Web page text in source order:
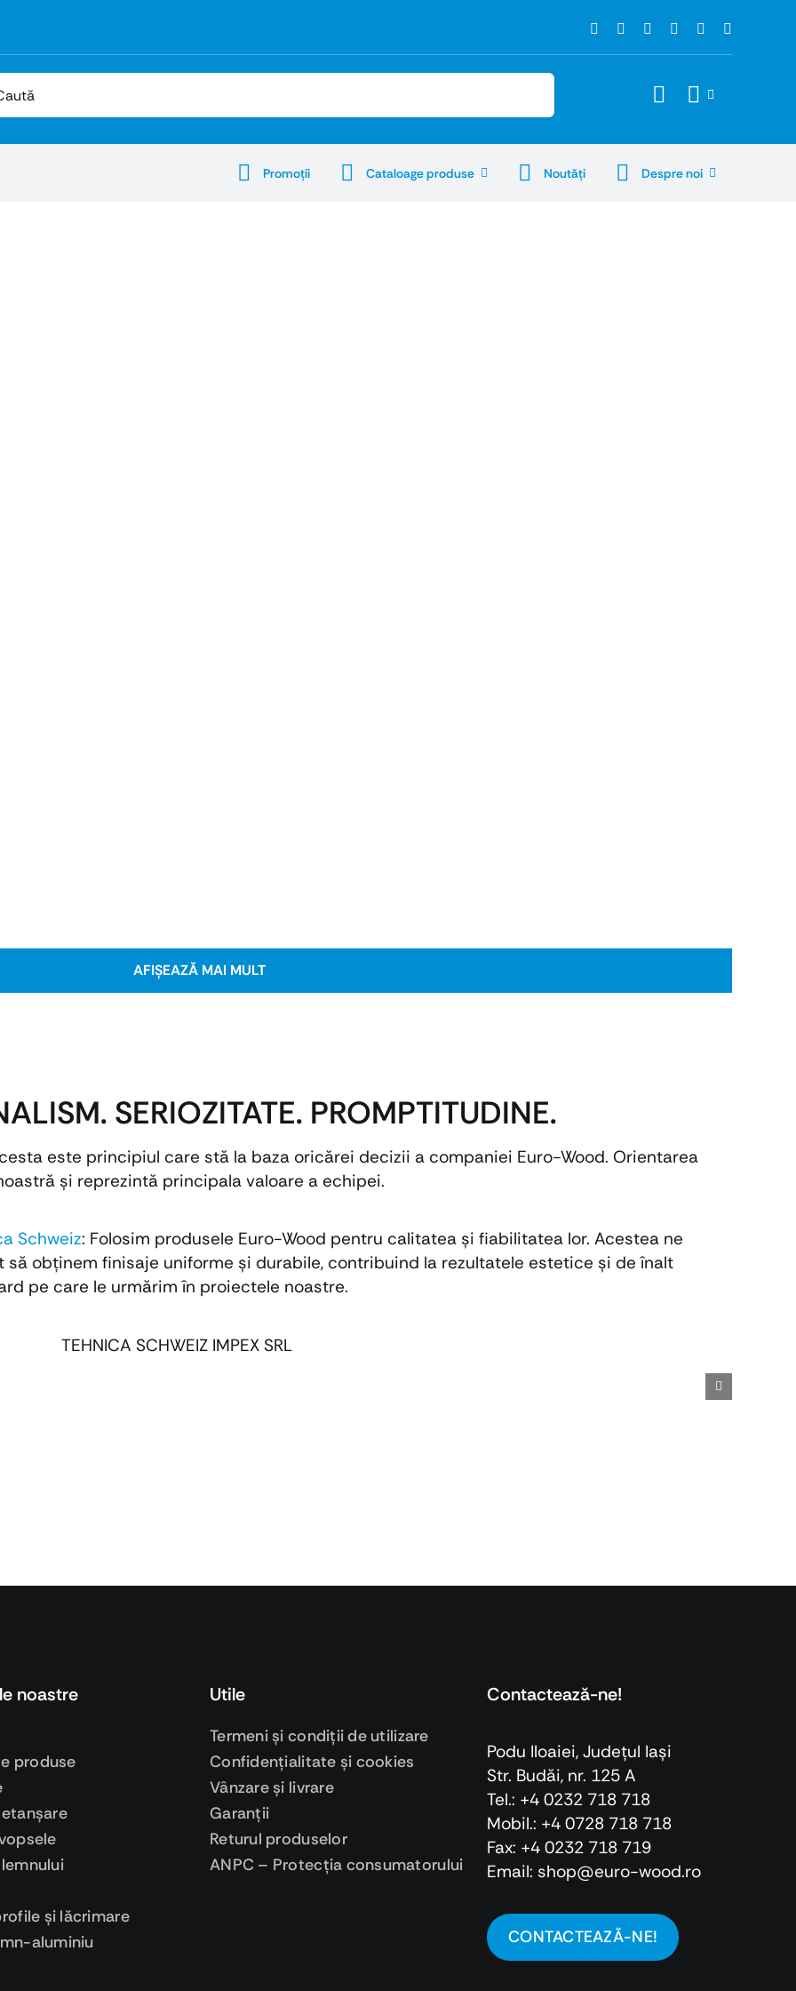
Promoţii Cataloage produse Noutăţi Despre noi
SERIOZITATE. PROMPTITUDINE.
este principiul care stă la baza oricărei decizii a companiei Euro-Wood. Orientarea
şi reprezintă principala valoare a echipei.
Schweiz: Folosim produsele Euro-Wood pentru calitatea și fiabilitatea lor. Acestea ne
să obținem finisaje uniforme și durabile, contribuind la rezultatele estetice și de înalt
pe care le urmărim în proiectele noastre.
TEHNICA SCHWEIZ IMPEX SRL
noastre
produse
şi lăcrimare
aluminiu
Utile
Termeni şi condiţii de utilizare
Confidenţialitate şi cookies
Vânzare şi livrare
Garanţii
Returul produselor
ANPC – Protecţia consumatorului
Contactează-ne!
Podu Iloaiei, Judeţul Iaşi
Str. Budăi, nr. 125 A
Tel.: +4 0232 718 718
Mobil.: +4 0728 718 718
Fax: +4 0232 718 719
Email: shop@euro-wood.ro
CONTACTEAZĂ-NE!